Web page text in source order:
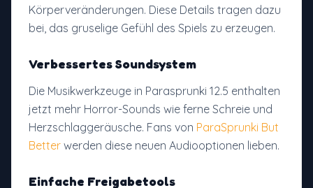
Körperveränderungen. Diese Details tragen dazu
bei, das gruselige Gefühl des Spiels zu erzeugen.
Verbessertes Soundsystem
Die Musikwerkzeuge in Parasprunki 12.5 enthalten
jetzt mehr Horror-Sounds wie ferne Schreie und
Herzschlaggeräusche. Fans von ParaSprunki But
Better werden diese neuen Audiooptionen lieben.
Einfache Freigabetools